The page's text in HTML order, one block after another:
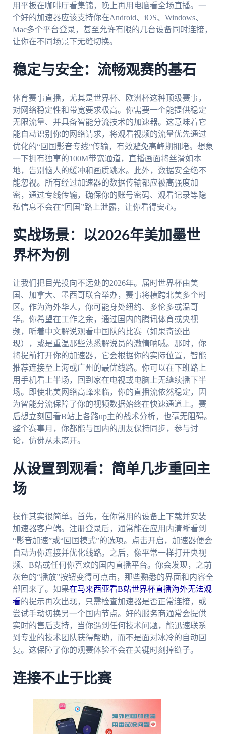
用平板在咖啡厅看集锦，晚上再用电脑看全场直播。一
个好的加速器应该支持你在Android、iOS、Windows、
Mac多个平台登录，甚至允许有限的几台设备同时连接，
让你在不同场景下无缝切换。
稳定与安全：流畅观赛的基石
体育赛事直播，尤其是世界杯、欧洲杯这种顶级赛事，
对网络稳定性和带宽要求极高。你需要一个能提供稳定
无限流量、并具备智能分流技术的加速器。这意味着它
能自动识别你的网络请求，将观看视频的流量优先通过
优化的“回国影音专线”传输，有效避免高峰期拥堵。想象
一下拥有独享的100M带宽通道，直播画面将丝滑如本
地，告别恼人的缓冲和画质跳水。此外，数据安全绝不
能忽视。所有经过加速器的数据传输都应被高强度加
密，通过专线传输，确保你的账号密码、观看记录等隐
私信息不会在“回国”路上泄露，让你看得安心。
实战场景：以2026年美加墨世
界杯为例
让我们把目光投向不远处的2026年。届时世界杯由美
国、加拿大、墨西哥联合举办，赛事将横跨北美多个时
区。作为海外华人，你可能身处纽约、多伦多或温哥
华。你希望在工作之余，通过国内的腾讯体育或央视
频，听着中文解说观看中国队的比赛（如果奇迹出
现），或是重温那些熟悉解说员的激情呐喊。那时，你
将提前打开你的加速器，它会根据你的实际位置，智能
推荐连接至上海或广州的最优线路。你可以在下班路上
用手机看上半场，回到家在电视或电脑上无缝续播下半
场。即使北美网络高峰来临，你的直播流依然稳定，因
为智能分流保障了你的视频数据始终在快速通道上。赛
后想立刻回看B站上各路up主的战术分析，也毫无阻碍。
整个赛事月，你都能与国内的朋友保持同步，参与讨
论，仿佛从未离开。
从设置到观看：简单几步重回主
场
操作其实很简单。首先，在你常用的设备上下载并安装
加速器客户端。注册登录后，通常能在应用内清晰看到
“影音加速”或“回国模式”的选项。点击开启，加速器便会
自动为你连接并优化线路。之后，像平常一样打开央视
频、B站或任何你喜欢的国内直播平台。你会发现，之前
灰色的“播放”按钮变得可点击，那些熟悉的界面和内容全
部回来了。如果在马来西亚看B站世界杯直播海外无法观
看的提示再次出现，只需检查加速器是否正常连接，或
尝试手动切换另一个国内节点。好的服务商通常会提供
实时的售后支持，当你遇到任何技术问题，能迅速联系
到专业的技术团队获得帮助，而不是面对冰冷的自动回
复。这保障了你的观赛体验不会在关键时刻掉链子。
连接不止于比赛